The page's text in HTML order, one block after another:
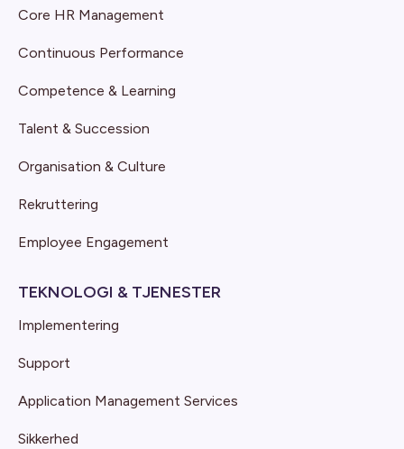
Core HR Management
Continuous Performance
Competence & Learning
Talent & Succession
Organisation & Culture
Rekruttering
Employee Engagement
TEKNOLOGI & TJENESTER
Implementering
Support
Application Management Services
Sikkerhed